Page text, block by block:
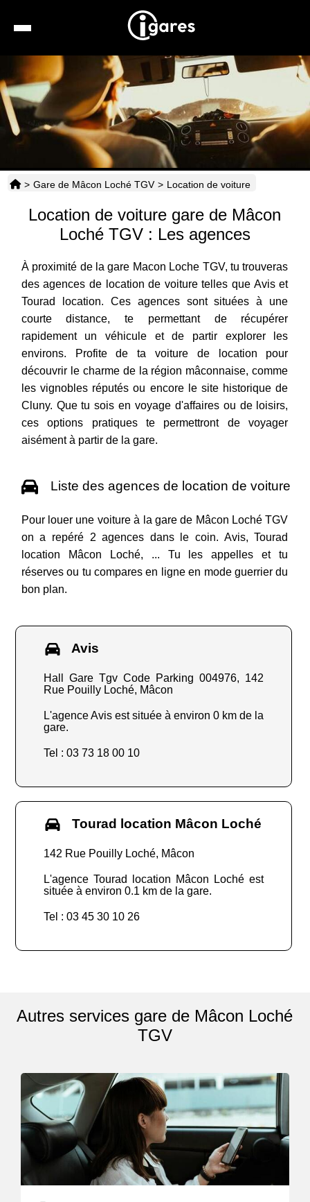
Recherche
Location de voiture
Hôtels
Taxis
Horaires
> Gare de Mâcon Loché TGV > Location de voiture
Location de voiture gare de Mâcon
Loché TGV : Les agences
À proximité de la gare Macon Loche TGV, tu trouveras
des agences de location de voiture telles que Avis et
Tourad location. Ces agences sont situées à une
courte distance, te permettant de récupérer
rapidement un véhicule et de partir explorer les
environs. Profite de ta voiture de location pour
découvrir le charme de la région mâconnaise, comme
les vignobles réputés ou encore le site historique de
Cluny. Que tu sois en voyage d'affaires ou de loisirs,
ces options pratiques te permettront de voyager
aisément à partir de la gare.
Liste des agences de location de voiture
Pour louer une voiture à la gare de Mâcon Loché TGV
on a repéré 2 agences dans le coin. Avis, Tourad
location Mâcon Loché, ... Tu les appelles et tu
réserves ou tu compares en ligne en mode guerrier du
bon plan.
Avis
Hall Gare Tgv Code Parking 004976, 142
Rue Pouilly Loché, Mâcon
L'agence Avis est située à environ 0 km de la
gare.
Tel : 03 73 18 00 10
Tourad location Mâcon Loché
142 Rue Pouilly Loché, Mâcon
L'agence Tourad location Mâcon Loché est
située à environ 0.1 km de la gare.
Tel : 03 45 30 10 26
Autres services gare de Mâcon Loché
TGV